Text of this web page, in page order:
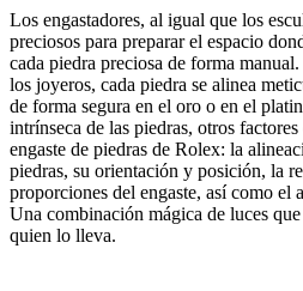
Los engastadores, al igual que los
preciosos para preparar el espacio
cada piedra preciosa de forma
los joyeros, cada piedra se alinea
de forma segura en el oro o en el
intrínseca de las piedras, otros
engaste de piedras de Rolex: la
piedras, su orientación y posición, la
proporciones del engaste, así como el
Una combinación mágica de luces
quien lo lleva.